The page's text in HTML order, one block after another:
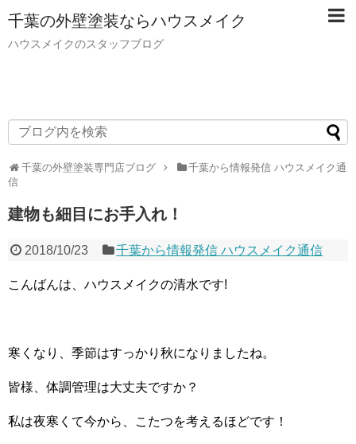
千葉の外壁塗装ならハウスメイク
ハウスメイクのスタッフブログ
千葉の外壁塗装専門店ブログ
千葉から情報発信 ハウスメイク通
信
建物も細目にお手入れ！
2018/10/23 千葉から情報発信 ハウスメイク通信
こんばんは、ハウスメイクの清水です!
寒くなり、季節はすっかり秋になりましたね。
皆様、体調管理は大丈夫ですか？
私は夜寒くて今から、こたつを考えるほどです！